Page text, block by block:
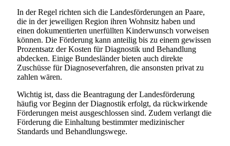
In der Regel richten sich die Landesförderungen an Paare,
die in der jeweiligen Region ihren Wohnsitz haben und
einen dokumentierten unerfüllten Kinderwunsch vorweisen
können. Die Förderung kann anteilig bis zu einem gewissen
Prozentsatz der Kosten für Diagnostik und Behandlung
abdecken. Einige Bundesländer bieten auch direkte
Zuschüsse für Diagnoseverfahren, die ansonsten privat zu
zahlen wären.
Wichtig ist, dass die Beantragung der Landesförderung
häufig vor Beginn der Diagnostik erfolgt, da rückwirkende
Förderungen meist ausgeschlossen sind. Zudem verlangt die
Förderung die Einhaltung bestimmter medizinischer
Standards und Behandlungswege.